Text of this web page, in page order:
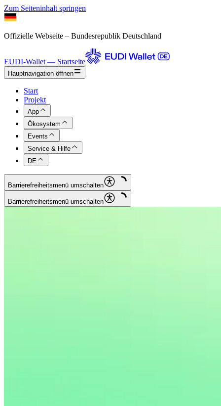
Zum Seiteninhalt springen
Offizielle Webseite – Bundesrepublik Deutschland
EUDI-Wallet — Startseite
Hauptnavigation öffnen
Start
Projekt
App
Ökosystem
Events
Service & Hilfe
DE
Barrierefreiheitsmenü umschalten
Barrierefreiheitsmenü umschalten